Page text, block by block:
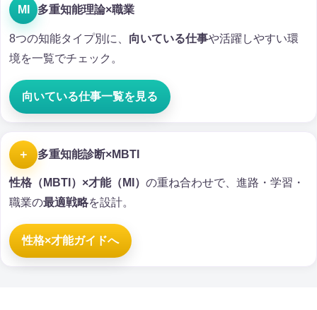
MI 多重知能理論×職業
8つの知能タイプ別に、 向いている仕事や活躍しやすい環
境を一覧でチェック。
向いている仕事一覧を見る
＋ 多重知能診断×MBTI
性格（MBTI）×才能（MI） の重ね合わせで、進路・学習・
職業の最適戦略を設計。
性格×才能ガイドへ